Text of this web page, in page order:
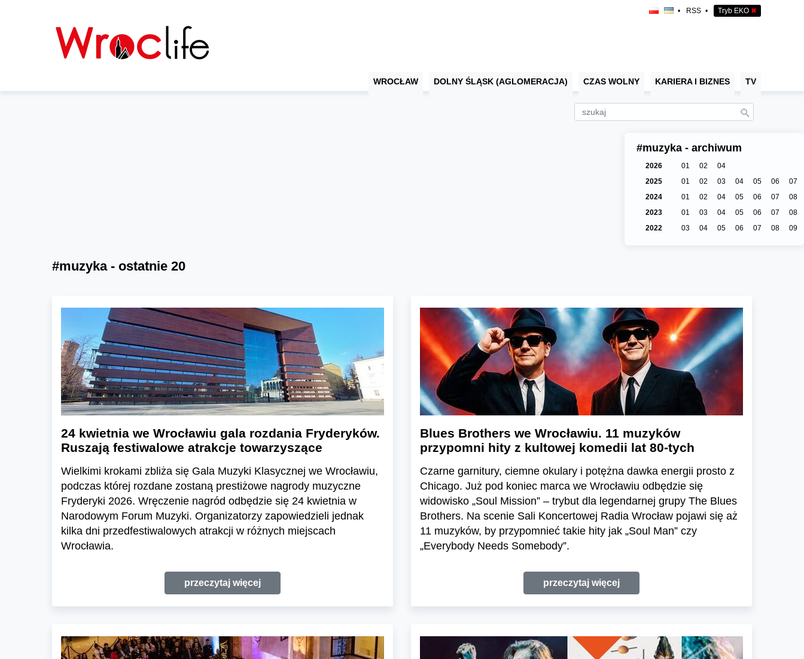
• RSS • Tryb EKO ✖
WROCŁAW DOLNY ŚLĄSK (AGLOMERACJA) CZAS WOLNY KARIERA I BIZNES TV
#muzyka - archiwum
2026 01 02
04
2025
01 02 03 04 05 06
07
2024
01 02 04 05 06 07
08
2023
01 03 04 05 06 07
08
2022
03 04 05 06 07 08 09
#muzyka - ostatnie 20
24 kwietnia we Wrocławiu gala rozdania Fryderyków.
Ruszają festiwalowe atrakcje towarzyszące
Wielkimi krokami zbliża się Gala Muzyki Klasycznej we Wrocławiu,
podczas której rozdane zostaną prestiżowe nagrody muzyczne
Fryderyki 2026. Wręczenie nagród odbędzie się 24 kwietnia w
Narodowym Forum Muzyki. Organizatorzy zapowiedzieli jednak
kilka dni przedfestiwalowych atrakcji w różnych miejscach
Wrocławia.
przeczytaj więcej
Blues Brothers we Wrocławiu. 11 muzyków
przypomni hity z kultowej komedii lat 80-tych
Czarne garnitury, ciemne okulary i potężna dawka energii prosto z
Chicago. Już pod koniec marca we Wrocławiu odbędzie się
widowisko „Soul Mission” – trybut dla legendarnej grupy The Blues
Brothers. Na scenie Sali Koncertowej Radia Wrocław pojawi się aż
11 muzyków, by przypomnieć takie hity jak „Soul Man” czy
„Everybody Needs Somebody”.
przeczytaj więcej